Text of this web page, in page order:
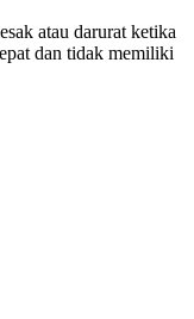
atau darurat ketika
dan tidak memiliki